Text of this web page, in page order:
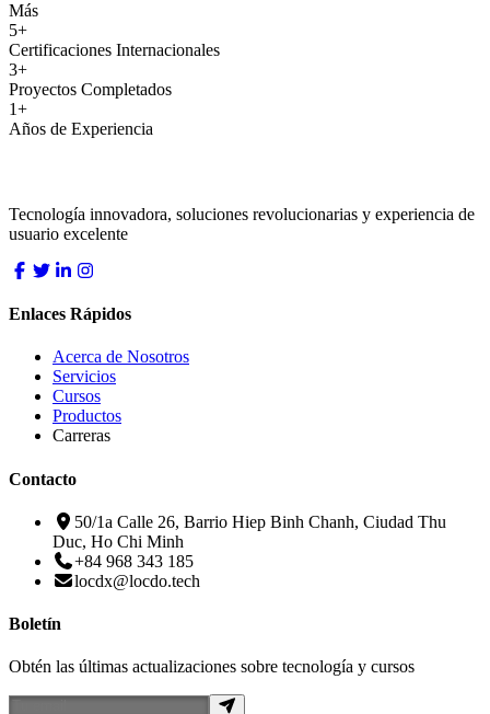
Más
5+
Certificaciones Internacionales
3+
Proyectos Completados
1+
Años de Experiencia
Tecnología innovadora, soluciones revolucionarias y experiencia de
usuario excelente
Enlaces Rápidos
Acerca de Nosotros
Servicios
Cursos
Productos
Carreras
Contacto
50/1a Calle 26, Barrio Hiep Binh Chanh, Ciudad Thu
Duc, Ho Chi Minh
+84 968 343 185
locdx@locdo.tech
Boletín
Obtén las últimas actualizaciones sobre tecnología y cursos